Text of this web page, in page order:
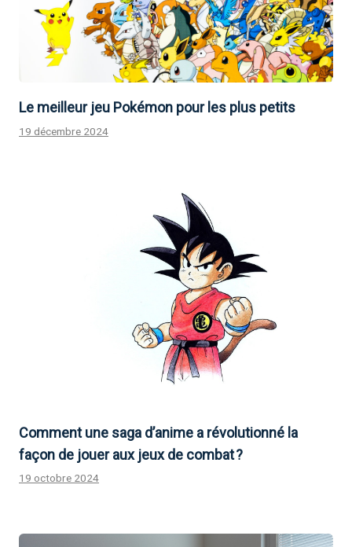
Le meilleur jeu Pokémon pour les plus petits
19 décembre 2024
Comment une saga d’anime a révolutionné la
façon de jouer aux jeux de combat ?
19 octobre 2024